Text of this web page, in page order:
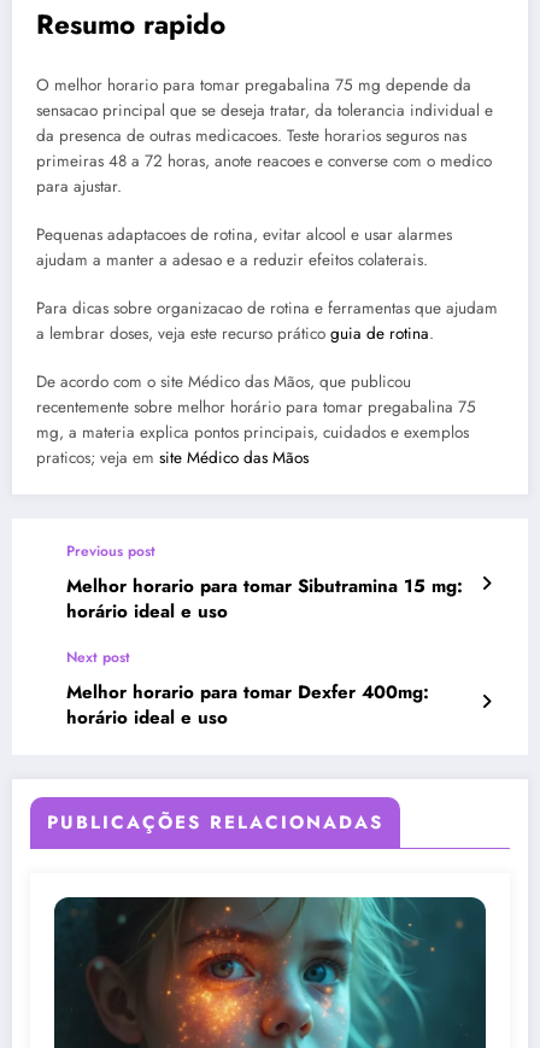
Resumo rapido
O melhor horario para tomar pregabalina 75 mg depende da
sensacao principal que se deseja tratar, da tolerancia individual e
da presenca de outras medicacoes. Teste horarios seguros nas
primeiras 48 a 72 horas, anote reacoes e converse com o medico
para ajustar.
Pequenas adaptacoes de rotina, evitar alcool e usar alarmes
ajudam a manter a adesao e a reduzir efeitos colaterais.
Para dicas sobre organizacao de rotina e ferramentas que ajudam
a lembrar doses, veja este recurso prático guia de rotina.
De acordo com o site Médico das Mãos, que publicou
recentemente sobre melhor horário para tomar pregabalina 75
mg, a materia explica pontos principais, cuidados e exemplos
praticos; veja em site Médico das Mãos
Previous post
Melhor horario para tomar Sibutramina 15 mg:
horário ideal e uso
Next post
Melhor horario para tomar Dexfer 400mg:
horário ideal e uso
PUBLICAÇÕES RELACIONADAS